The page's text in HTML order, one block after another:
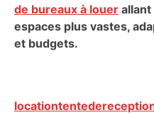
de bureaux à louer
espaces plus vastes,
et budgets.